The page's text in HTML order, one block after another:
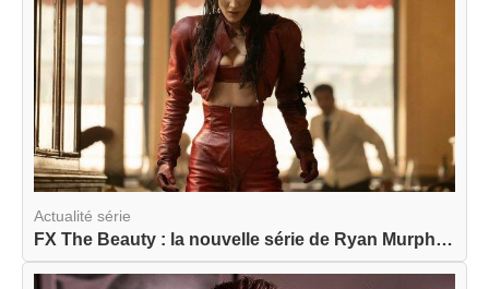
Actualité série
FX The Beauty : la nouvelle série de Ryan Murphy...